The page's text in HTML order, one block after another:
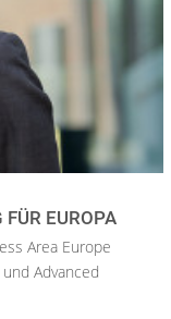
EUROPA
Area Europe
Advanced